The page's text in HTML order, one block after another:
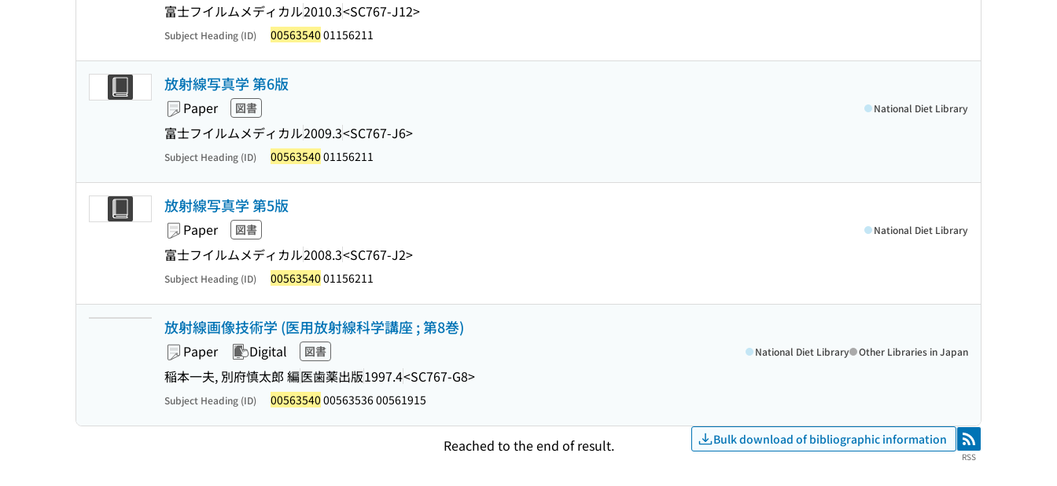
富士フイルムメディカル2010.3<SC767-J12>
Subject Heading (ID) 00563540 01156211
放射線写真学 第6版
Paper 図書
富士フイルムメディカル2009.3<SC767-J6>
National Diet Library
Subject Heading (ID) 00563540 01156211
放射線写真学 第5版
Paper 図書
富士フイルムメディカル2008.3<SC767-J2>
National Diet Library
Subject Heading (ID) 00563540 01156211
放射線画像技術学 (医用放射線科学講座 ; 第8巻)
Paper Digital 図書
稲本一夫, 別府慎太郎 編医歯薬出版1997.4<SC767-G8>
National Diet Library Other Libraries in Japan
Subject Heading (ID) 00563540 00563536 00561915
Reached to the end of result. Bulk download of bibliographic information RSS
RSS